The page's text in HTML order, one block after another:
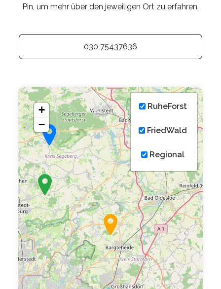
Pin, um mehr über den jeweiligen Ort zu erfahren.
030 75437636
+
−
RuheForst
FriedWald
Regional